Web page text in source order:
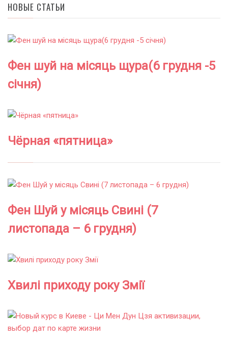
НОВЫЕ СТАТЬИ
Фен шуй на місяць щура(6 грудня -5
січня)
Чёрная «пятница»
Фен Шуй у місяць Свині (7
листопада – 6 грудня)
Хвилі приходу року Змії